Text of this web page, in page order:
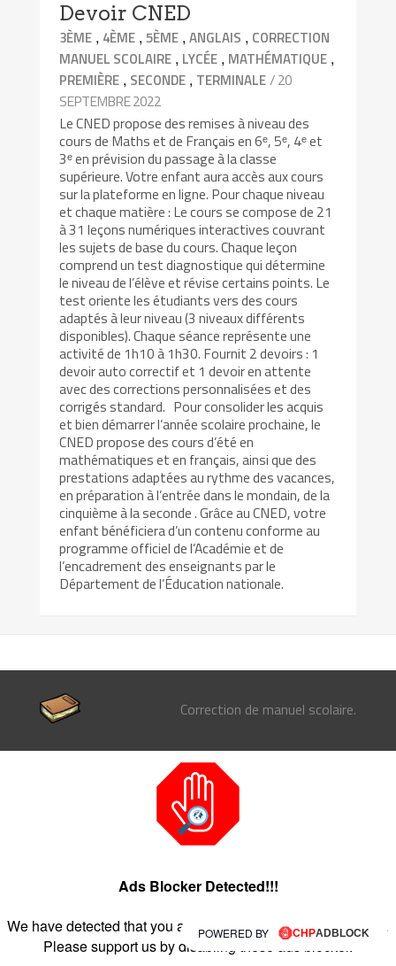
Devoir CNED
3ÈME , 4ÈME ,5ÈME ,ANGLAIS , CORRECTION
MANUEL SCOLAIRE , LYCÉE , MATHÉMATIQUE ,
PREMIÈRE , SECONDE , TERMINALE/ 20
SEPTEMBRE 2022
Le CNED propose des remises à niveau des
cours de Maths et de Français en 6ᵉ, 5ᵉ, 4ᵉ et
3ᵉ en prévision du passage à la classe
supérieure. Votre enfant aura accès aux cours
sur la plateforme en ligne. Pour chaque niveau
et chaque matière : Le cours se compose de 21
à 31 leçons numériques interactives couvrant
les sujets de base du cours. Chaque leçon
comprend un test diagnostique qui détermine
le niveau de l’élève et révise certains points. Le
test oriente les étudiants vers des cours
adaptés à leur niveau (3 niveaux différents
disponibles). Chaque séance représente une
activité de 1h10 à 1h30. Fournit 2 devoirs : 1
devoir auto correctif et 1 devoir en attente
avec des corrections personnalisées et des
corrigés standard. Pour consolider les acquis
et bien démarrer l’année scolaire prochaine, le
CNED propose des cours d’été en
mathématiques et en français, ainsi que des
prestations adaptées au rythme des vacances,
en préparation à l’entrée dans le mondain, de la
cinquième à la seconde . Grâce au CNED, votre
enfant bénéficiera d’un contenu conforme au
programme officiel de l’Académie et de
l’encadrement des enseignants par le
Département de l’Éducation nationale.
Correction de manuel scolaire.
Ads Blocker Detected!!!
We have detected that you are using extensions to block ads.
Please support us by disabling these ads blocker.
POWERED BY